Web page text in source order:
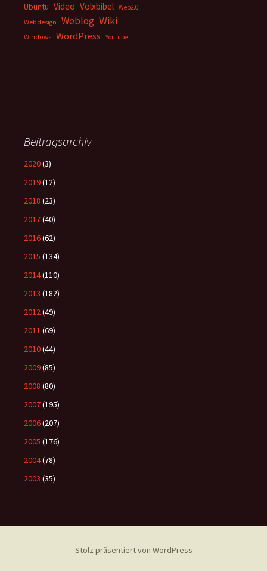
Ubuntu Video Volxbibel Web2.0
Webdesign
Weblog Wiki
Windows WordPress Youtube
Beitragsarchiv
2020(3)
2019(12)
2018 (23)
2017(40)
2016(62)
2015 (134)
2014(110)
2013 (182)
2012(49)
2011 (69)
2010(44)
2009(85)
2008 (80)
2007(195)
2006(207)
2005 (176)
2004(78)
2003 (35)
Stolz präsentiert von WordPress